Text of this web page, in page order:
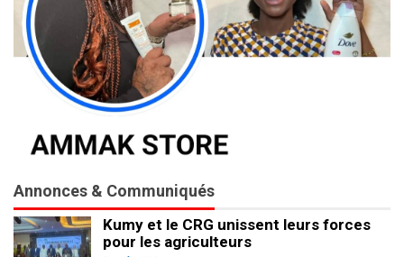
Annonces & Communiqués
Kumy et le CRG unissent leurs forces
pour les agriculteurs